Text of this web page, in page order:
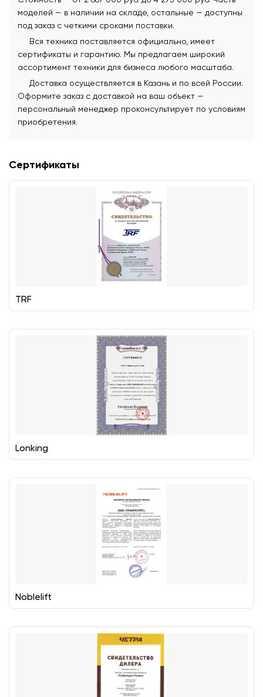
моделей — в наличии на складе, остальные — доступны
под заказ с четкими сроками поставки.
Вся техника поставляется официально, имеет
сертификаты и гарантию. Мы предлагаем широкий
ассортимент техники для бизнеса любого масштаба.
Доставка осуществляется в Казань и по всей России.
Оформите заказ с доставкой на ваш объект —
персональный менеджер проконсультирует по условиям
приобретения.
Сертификаты
TRF
Lonking
Noblelift